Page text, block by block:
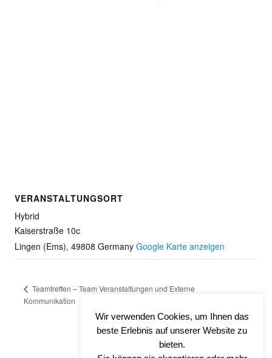
VERANSTALTUNGSORT
Hybrid
Kaiserstraße 10c
Lingen (Ems), 49808 Germany Google Karte anzeigen
Teamtreffen – Team Veranstaltungen und Externe
Kommunikation
Wir verwenden Cookies, um Ihnen das
beste Erlebnis auf unserer Website zu
bieten.